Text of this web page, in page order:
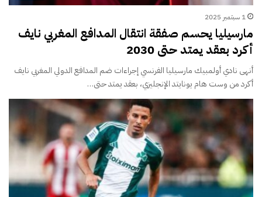
1 سبتمبر 2025
مارسيليا يحسم صفقة انتقال المدافع المغربي نايف
أكرد بعقد يمتد حتى 2030
أنهى نادي أولمبيك مارسيليا الفرنسي إجراءات ضم المدافع الدولي المغربي نايف
أكرد من وست هام يونايتد الإنجليزي، بعقد يمتد حتى…